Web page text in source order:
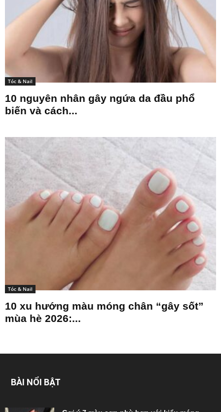
Tóc & Nail
10 nguyên nhân gây ngứa da đầu phổ
biến và cách...
Tóc & Nail
10 xu hướng màu móng chân “gây sốt”
mùa hè 2026:...
BÀI NỔI BẬT